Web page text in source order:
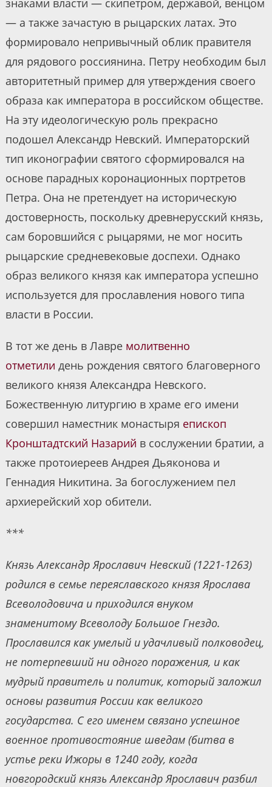
знаками власти — скипетром, державой, венцом
— а также зачастую в рыцарских латах. Это
формировало непривычный облик правителя
для рядового россиянина. Петру необходим был
авторитетный пример для утверждения своего
образа как императора в российском обществе.
На эту идеологическую роль прекрасно
подошел Александр Невский. Императорский
тип иконографии святого сформировался на
основе парадных коронационных портретов
Петра. Она не претендует на историческую
достоверность, поскольку древнерусский князь,
сам боровшийся с рыцарями, не мог носить
рыцарские средневековые доспехи. Однако
образ великого князя как императора успешно
используется для прославления нового типа
власти в России.
В тот же день в Лавре молитвенно
отметили день рождения святого благоверного
великого князя Александра Невского.
Божественную литургию в храме его имени
совершил наместник монастыря епископ
Кронштадтский Назарий в сослужении братии, а
также протоиереев Андрея Дьяконова и
Геннадия Никитина. За богослужением пел
архиерейский хор обители.
***
Князь Александр Ярославич Невский (1221-1263)
родился в семье переяславского князя Ярослава
Всеволодовича и приходился внуком
знаменитому Всеволоду Большое Гнездо.
Прославился как умелый и удачливый полководец,
не потерпевший ни одного поражения, и как
мудрый правитель и политик, который заложил
основы развития России как великого
государства. С его именем связано успешное
военное противостояние шведам (битва в
устье реки Ижоры в 1240 году, когда
новгородский князь Александр Ярославич разбил